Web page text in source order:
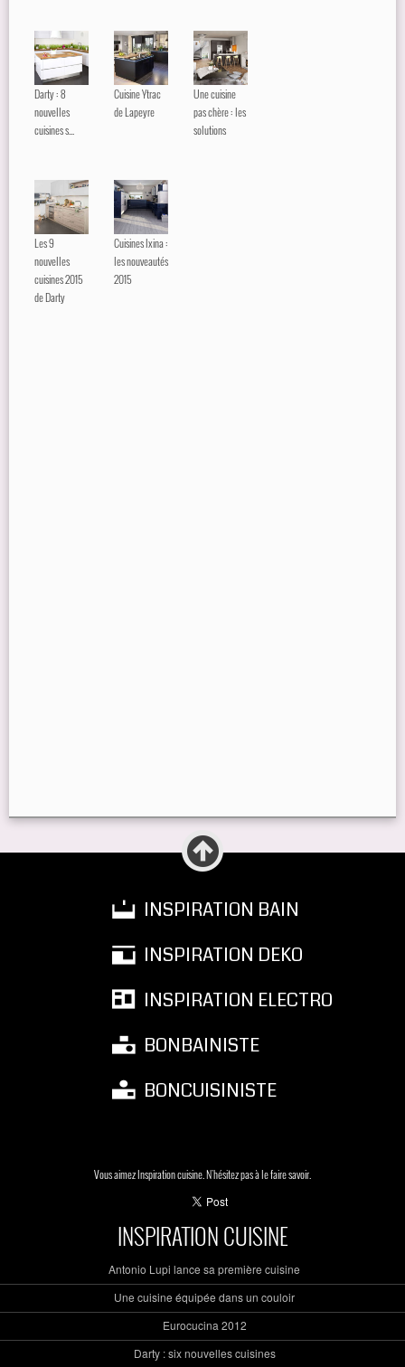
Darty : 8
nouvelles
cuisines s...
Cuisine Ytrac
de Lapeyre
Une cuisine
pas chère : les
solutions
Les 9
nouvelles
cuisines 2015
de Darty
Cuisines Ixina :
les nouveautés
2015
INSPIRATION BAIN
INSPIRATION DEKO
INSPIRATION ELECTRO
BONBAINISTE
BONCUISINISTE
Vous aimez Inspiration cuisine. N'hésitez pas à le faire savoir.
INSPIRATION CUISINE
Antonio Lupi lance sa première cuisine
Une cuisine équipée dans un couloir
Eurocucina 2012
Darty : six nouvelles cuisines